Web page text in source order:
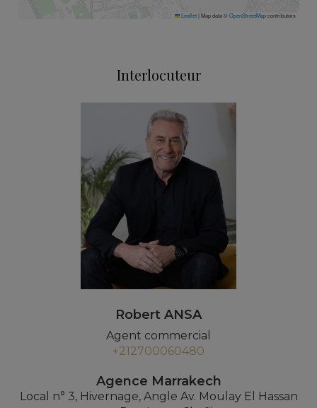
Leaflet|Map data ©OpenStreetMapcontributors
Interlocuteur
Robert ANSA
Agent commercial
+212700060480
Agence Marrakech
Local n° 3, Hivernage, Angle Av. Moulay El Hassan